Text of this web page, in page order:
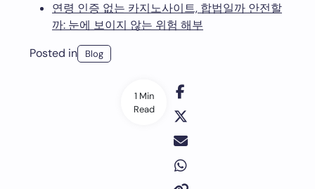
1 Min
Read
연령 인증 없는 카지노사이트, 합법일까 안전할
까: 눈에 보이지 않는 위험 해부
Posted in
Blog